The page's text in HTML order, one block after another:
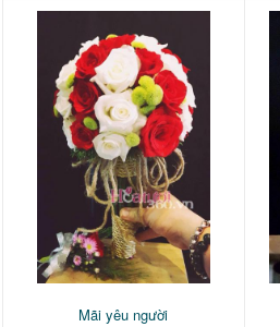
Mãi yêu người